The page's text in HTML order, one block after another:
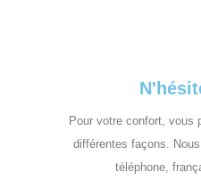
Pour votre confort, vous
différentes façons.
téléphone,